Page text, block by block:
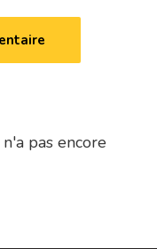
n'a pas encore